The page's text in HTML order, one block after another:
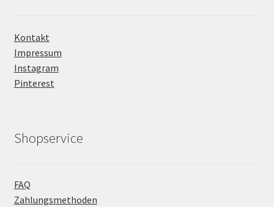
Kontakt
Impressum
Instagram
Pinterest
Shopservice
FAQ
Zahlungsmethoden